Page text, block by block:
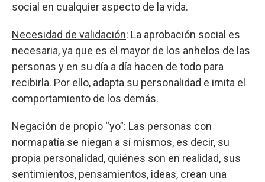
social en cualquier aspecto de la vida.
Necesidad de validación: La aprobación social es
necesaria, ya que es el mayor de los anhelos de las
personas y en su día a día hacen de todo para
recibirla. Por ello, adapta su personalidad e imita el
comportamiento de los demás.
Negación de propio “yo”: Las personas con
normapatía se niegan a sí mismos, es decir, su
propia personalidad, quiénes son en realidad, sus
sentimientos, pensamientos, ideas, crean una